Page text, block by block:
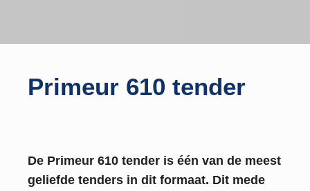
Primeur 610 tender
De Primeur 610 tender is één van de meest
geliefde tenders in dit formaat. Dit mede